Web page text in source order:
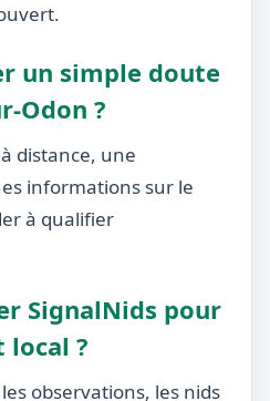
un simple doute
Odon ?
distance, une
informations sur le
à qualifier
SignalNids pour
local ?
observations, les nids